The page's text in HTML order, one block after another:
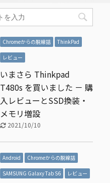
Chromeからの脱線話 ThinkPad
レビュー
いまさら Thinkpad
T480s を買いました － 購
入レビューとSSD換装・
メモリ増設
2021/10/10
Android Chromeからの脱線話
SAMSUNG Galaxy Tab S6 レビュー